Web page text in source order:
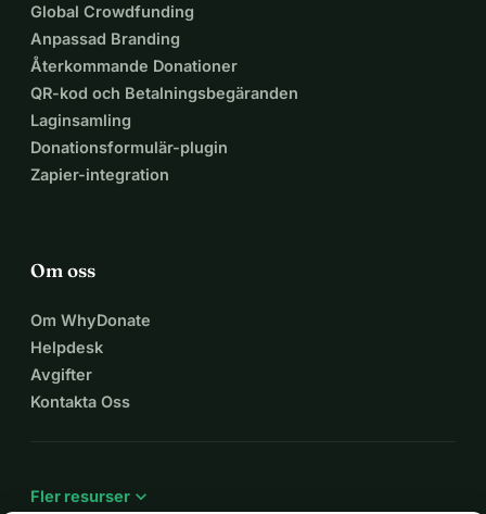
Global Crowdfunding
Anpassad Branding
Återkommande Donationer
QR-kod och Betalningsbegäranden
Laginsamling
Donationsformulär-plugin
Zapier-integration
Om oss
Om WhyDonate
Helpdesk
Avgifter
Kontakta Oss
Fler resurser expand_more